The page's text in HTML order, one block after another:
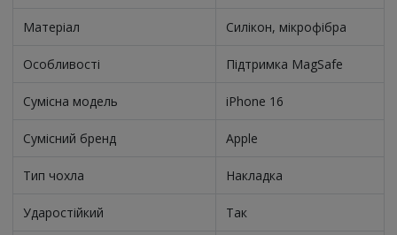
Матеріал Силікон, мікрофібра
Особливості Підтримка MagSafe
Сумісна модель iPhone 16
Сумісний бренд Apple
Тип чохла Накладка
Ударостійкий Так